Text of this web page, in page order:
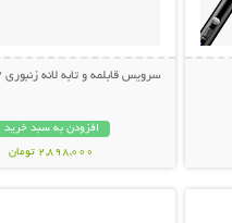
سرویس قابلمه و تابه لانه زنبوری 7 پارچه هلنا
افزودن به سبد خرید
2,898,000 تومان